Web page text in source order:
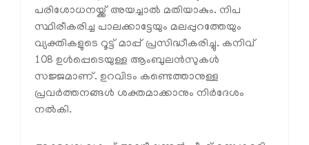
പരിശോധനയ്ക്ക് അയച്ചാൽ മതിയാകും. നിപ
സ്ഥിരീകരിച്ച പാലക്കാട്ടേയും മലപ്പുറത്തേയും
വ്യക്തികളുടെ റൂട്ട് മാപ്പ് പ്രസിദ്ധീകരിച്ചു. കനിവ്
108 ഉൾപ്പെടെയുള്ള ആംബുലൻസുകൾ
സജ്ജമാണ്. ഉറവിടം കണ്ടെത്താനുള്ള
പ്രവർത്തനങ്ങൾ ശക്തമാക്കാനും നിർദേശം
നൽകി.